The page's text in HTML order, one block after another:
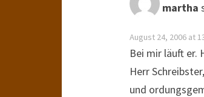
martha
August 24, 2006 at
Bei mir läuft er.
Herr
und